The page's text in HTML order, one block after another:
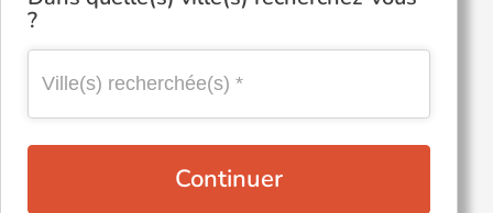
?
Continuer